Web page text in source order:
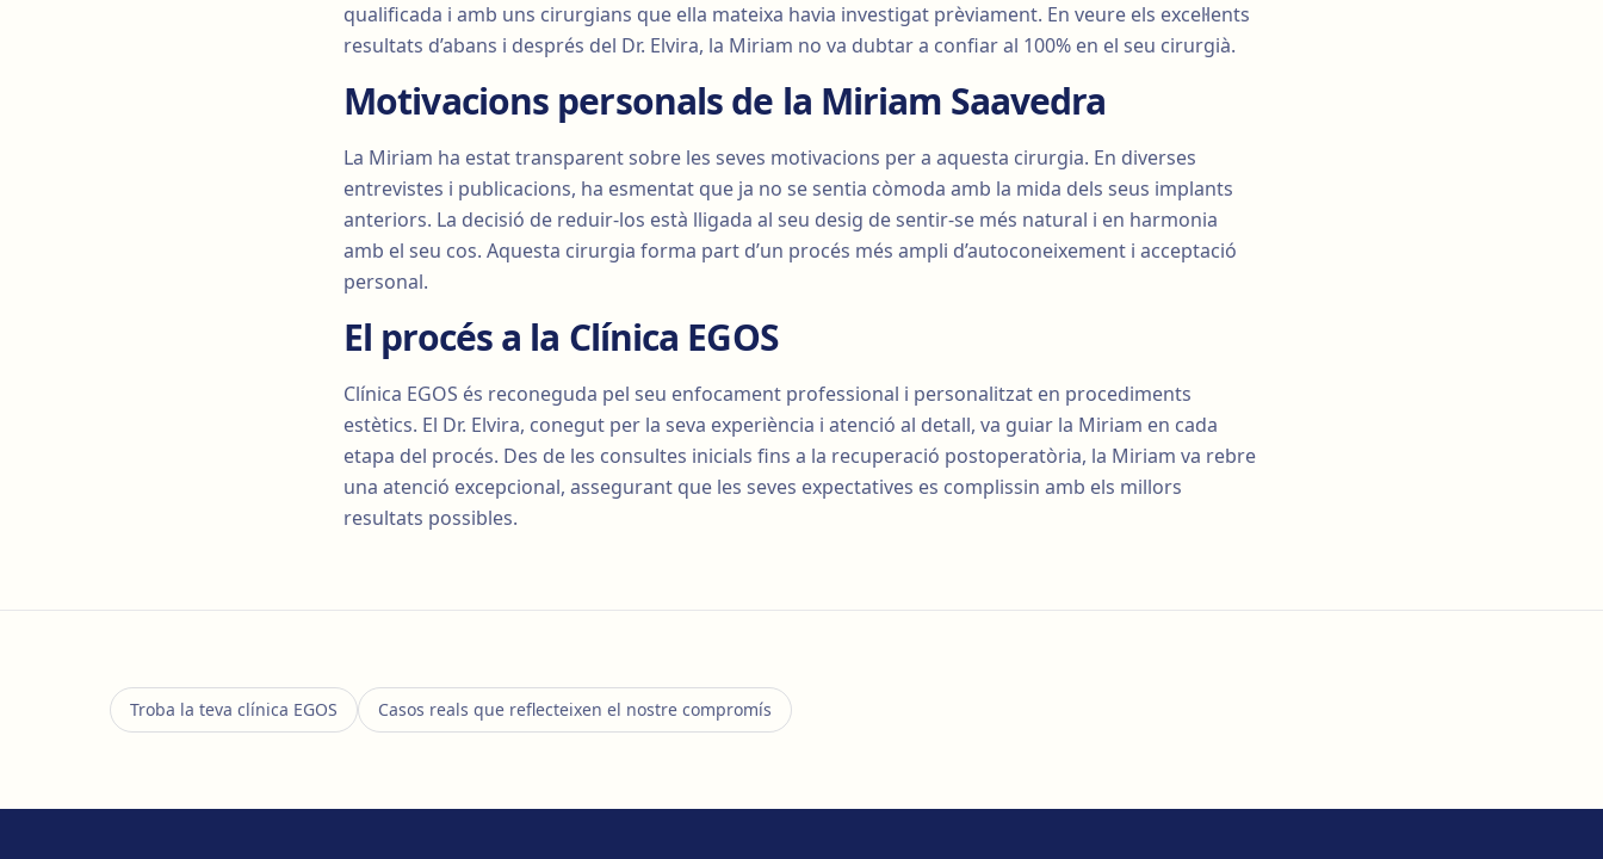
qualificada i amb uns cirurgians que ella mateixa havia investigat prèviament. En veure els excel·lents
resultats d’abans i després del Dr. Elvira, la Miriam no va dubtar a confiar al 100% en el seu cirurgià.
Motivacions personals de la Miriam Saavedra
La Miriam ha estat transparent sobre les seves motivacions per a aquesta cirurgia. En diverses
entrevistes i publicacions, ha esmentat que ja no se sentia còmoda amb la mida dels seus implants
anteriors. La decisió de reduir-los està lligada al seu desig de sentir-se més natural i en harmonia
amb el seu cos. Aquesta cirurgia forma part d’un procés més ampli d’autoconeixement i acceptació
personal.
El procés a la Clínica EGOS
Clínica EGOS és reconeguda pel seu enfocament professional i personalitzat en procediments
estètics. El Dr. Elvira, conegut per la seva experiència i atenció al detall, va guiar la Miriam en cada
etapa del procés. Des de les consultes inicials fins a la recuperació postoperatòria, la Miriam va rebre
una atenció excepcional, assegurant que les seves expectatives es complissin amb els millors
resultats possibles.
Troba la teva clínica EGOS Casos reals que reflecteixen el nostre compromís